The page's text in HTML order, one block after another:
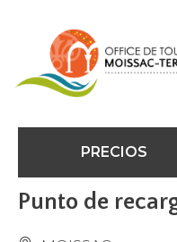
PRECIOS
Punto de